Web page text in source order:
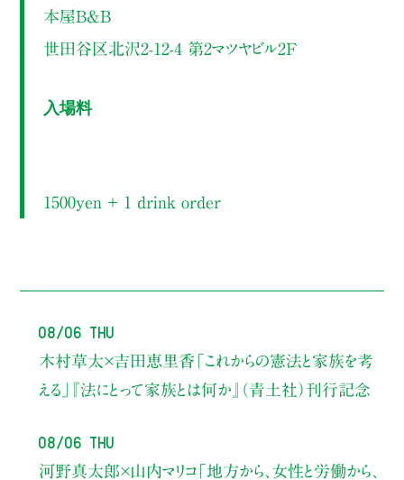
本屋B&B
世田谷区北沢2-12-4 第2マツヤビル2F
入場料
1500yen ＋ 1 drink order
08/06 Thu
木村草太×吉田恵里香 「これからの憲法と家族を考
える」
『法にとって家族とは何か』（青土社）刊行記念
08/06 Thu
河野真太郎×山内マリコ「地方から、女性と労働から、